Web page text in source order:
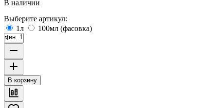
В наличии
Выберите артикул:
1л
100мл (фасовка)
мин. 1
В корзину